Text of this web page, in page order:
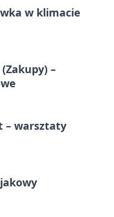
w klimacie
–
– warsztaty